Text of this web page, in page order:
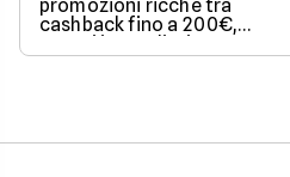
promozioni ricche tra
cashback fino a 200€,
sconti immediati e
azzeramento del canone.